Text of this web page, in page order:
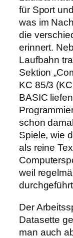
für Sport
was im
die
erinnert.
Laufbahn
Sektion
KC 85/3
BASIC
schon
Spiele, wie
als reine
weil
Der
Datasette
man auch